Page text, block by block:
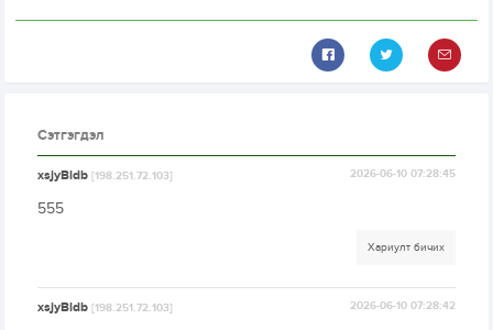
Сэтгэгдэл
xsjyBldb[198.251.72.103] 2026-06-10 07:28:45
555
Хариулт бичих
xsjyBldb[198.251.72.103] 2026-06-10 07:28:42